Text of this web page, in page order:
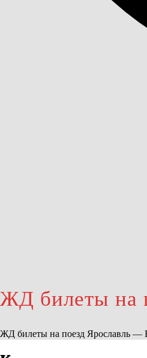
ЖД билеты на
ЖД билеты на поезд Ярославль —